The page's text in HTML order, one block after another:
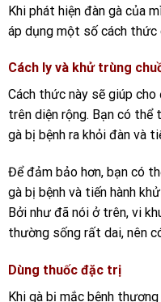
Khi phát hiện đàn gà của
áp dụng một số cách thức
Cách ly và khử trùng
Cách thức này sẽ giúp cho
trên diện rộng. Bạn có thể
gà bị bệnh ra khỏi đàn và
Để đảm bảo hơn, bạn có
gà bị bệnh và tiến hành
Bởi như đã nói ở trên, vi
thường sống rất dai, nên
Dùng thuốc đặc trị
Khi gà bị mắc bệnh